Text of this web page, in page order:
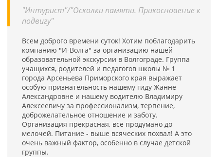
"Интурист"/"Осколки памяти. Прикосновение к
подвигу"
Всем доброго времени суток! Хотим поблагодарить
компанию "И-Волга" за организацию нашей
образовательной экскурсии в Волгограде. Группа
учащихся, родителей и педагогов школы № 1
города Арсеньева Приморского края выражает
особую признательность нашему гиду Жанне
Александровне и нашему водителю Владимиру
Алексеевичу за профессионализм, терпение,
доброжелательное отношение и заботу.
Организация прекрасная, все продумано до
мелочей. Питание - выше всяческих похвал! А это
очень важный фактор, особенно в случае детской
группы.